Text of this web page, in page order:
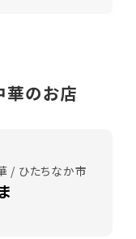
華のお店
/ ひたちなか市